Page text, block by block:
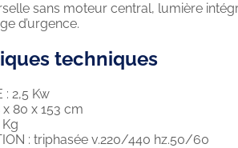
sans moteur central, lumière
d’urgence.
techniques
: 2,5 Kw
x 80 x 153 cm
Kg
: triphasée v.220/440 hz.50/60